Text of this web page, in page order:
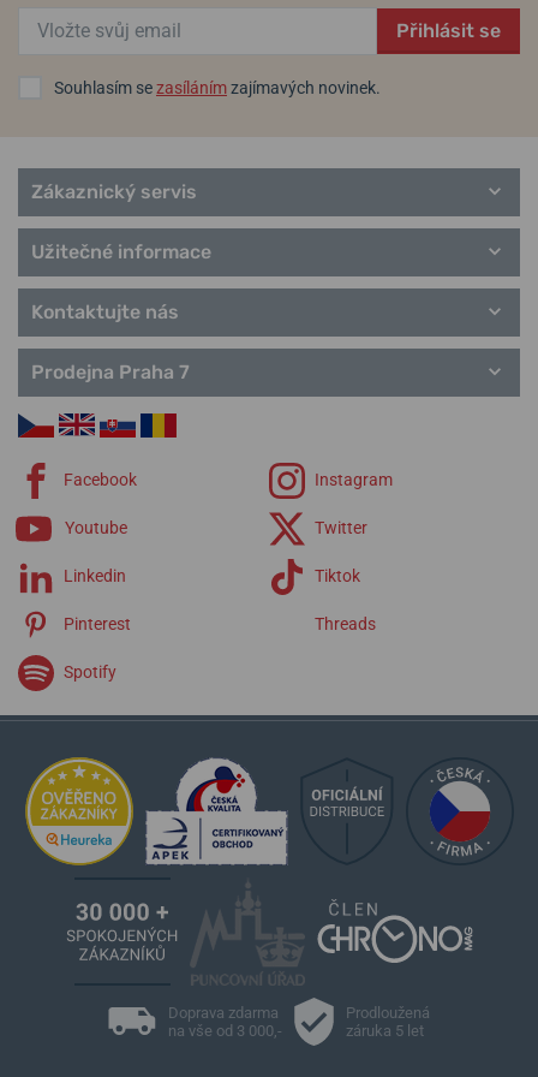
Manufacture 1949
Quartz
Přihlásit se
Souhlasím sezasílánímzajímavých novinek.
Zákaznický servis
Užitečné informace
Kontaktujte nás
Prodejna Praha 7
Facebook Instagram
Youtube Twitter
Linkedin Tiktok
Pinterest Threads
Spotify
Doprava zdarma
na vše od 3 000,-
Prodloužená
záruka 5 let